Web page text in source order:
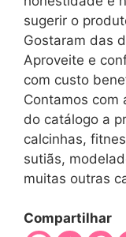
sugerir o
Gostaram das
Aproveite e
com custo
Contamos com
do catálogo a
calcinhas,
sutiãs,
muitas outras
Compartilhar